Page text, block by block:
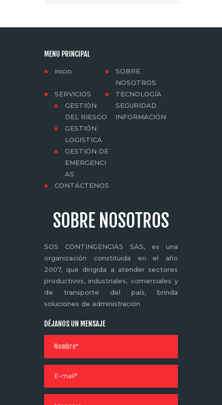
MENU PRINCIPAL
Inicio
SOBRE
NOSOTROS
SERVICIOS
GESTIÓN
DEL RIESGO
GESTIÓN
LOGISTICA
GESTIÓN DE
EMERGENCI
AS
TECNOLOGÍA
SEGURIDAD
INFORMACIÓN
CONTÁCTENOS
SOBRE NOSOTROS
SOS CONTINGENCIAS SAS, es una
organización constituida en el año
2007, que dirigida a atender sectores
productivos, industriales, comerciales y
de transporte del país, brinda
soluciones de administración
DÉJANOS UN MENSAJE